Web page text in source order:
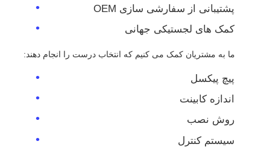
پشتیبانی از سفارشی سازی OEM
کمک های لجستیکی جهانی
ما به مشتریان کمک می کنیم که انتخاب درست را انجام دهند:
پیچ پیکسل
اندازه کابینت
روش نصب
سیستم کنترل